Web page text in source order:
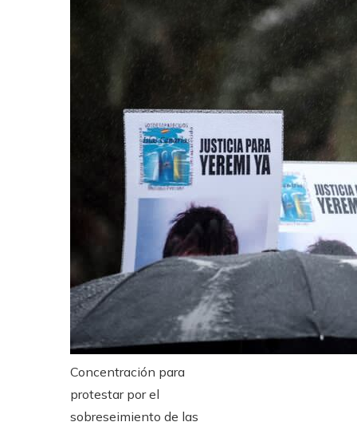
Concentración para
protestar por el
sobreseimiento de las